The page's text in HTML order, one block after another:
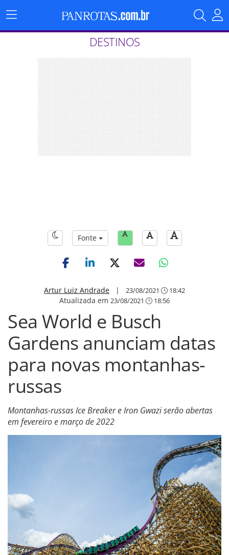
Menu
Principal
DESTINOS
Fonte
Artur Luiz Andrade | 23/08/2021 18:42
Atualizada em 23/08/2021 18:56
Sea World e Busch
Gardens anunciam datas
para novas montanhas-
russas
Montanhas-russas Ice Breaker e Iron Gwazi serão abertas
em fevereiro e março de 2022